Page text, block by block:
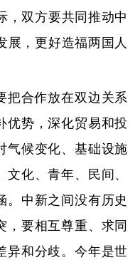
，双方要共同推动中
展，更好造福两国人
合作放在双边关系
优势，深化贸易和投
气候变化、基础设施
化、青年、民间、
。中新之间没有历史
，要相互尊重、求同
异和分歧。今年是世